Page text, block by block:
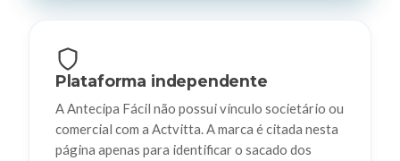
Plataforma independente
A Antecipa Fácil não possui vínculo societário ou
comercial com a Actvitta. A marca é citada nesta
página apenas para identificar o sacado dos